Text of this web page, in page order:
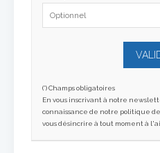
(*) Champs obligatoires
En vous inscrivant à notre
connaissance de notre politique
vous désincrire à tout moment à